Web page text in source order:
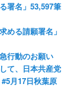
署名」53,597筆
める請願署名」
行動のお願い
て、日本共産党
月17日秋葉原